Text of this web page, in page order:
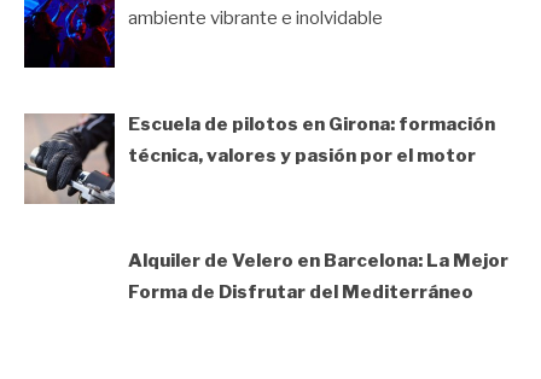
ambiente vibrante e inolvidable
Escuela de pilotos en Girona: formación
técnica, valores y pasión por el motor
Alquiler de Velero en Barcelona: La Mejor
Forma de Disfrutar del Mediterráneo